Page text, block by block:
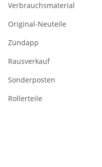
Verbrauchsmaterial
Original-Neuteile
Zündapp
Rausverkauf
Sonderposten
Rollerteile